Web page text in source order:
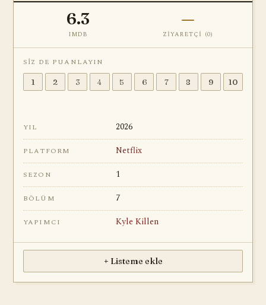
6.3
IMDB
—
ZIYARETÇI (0)
SIZ DE PUANLAYIN
1 2 3 4 5 6 7 8 9 10
YIL 2026
PLATFORM Netflix
SEZON 1
BÖLÜM 7
YAPIMCI Kyle Killen
+ Listeme ekle